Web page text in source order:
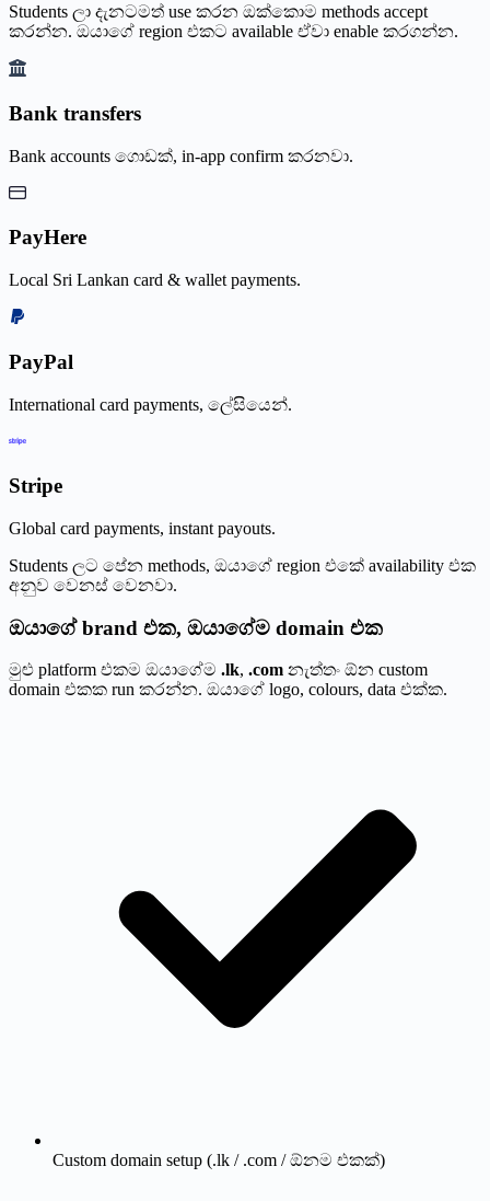
Students ලා දැනටමත් use කරන ඔක්කොම methods accept
කරන්න. ඔයාගේ region එකට available ඒවා enable කරගන්න.
Bank transfers
Bank accounts ගොඩක්, in-app confirm කරනවා.
PayHere
Local Sri Lankan card & wallet payments.
PayPal
International card payments, ලේසියෙන්.
Stripe
Global card payments, instant payouts.
Students ලට පේන methods, ඔයාගේ region එකේ availability එක
අනුව වෙනස් වෙනවා.
ඔයාගේ brand එක, ඔයාගේම domain එක
මුළු platform එකම ඔයාගේම .lk, .com නැත්තං ඕන custom
domain එකක run කරන්න. ඔයාගේ logo, colours, data එක්ක.
Custom domain setup (.lk / .com / ඕනම එකක්)